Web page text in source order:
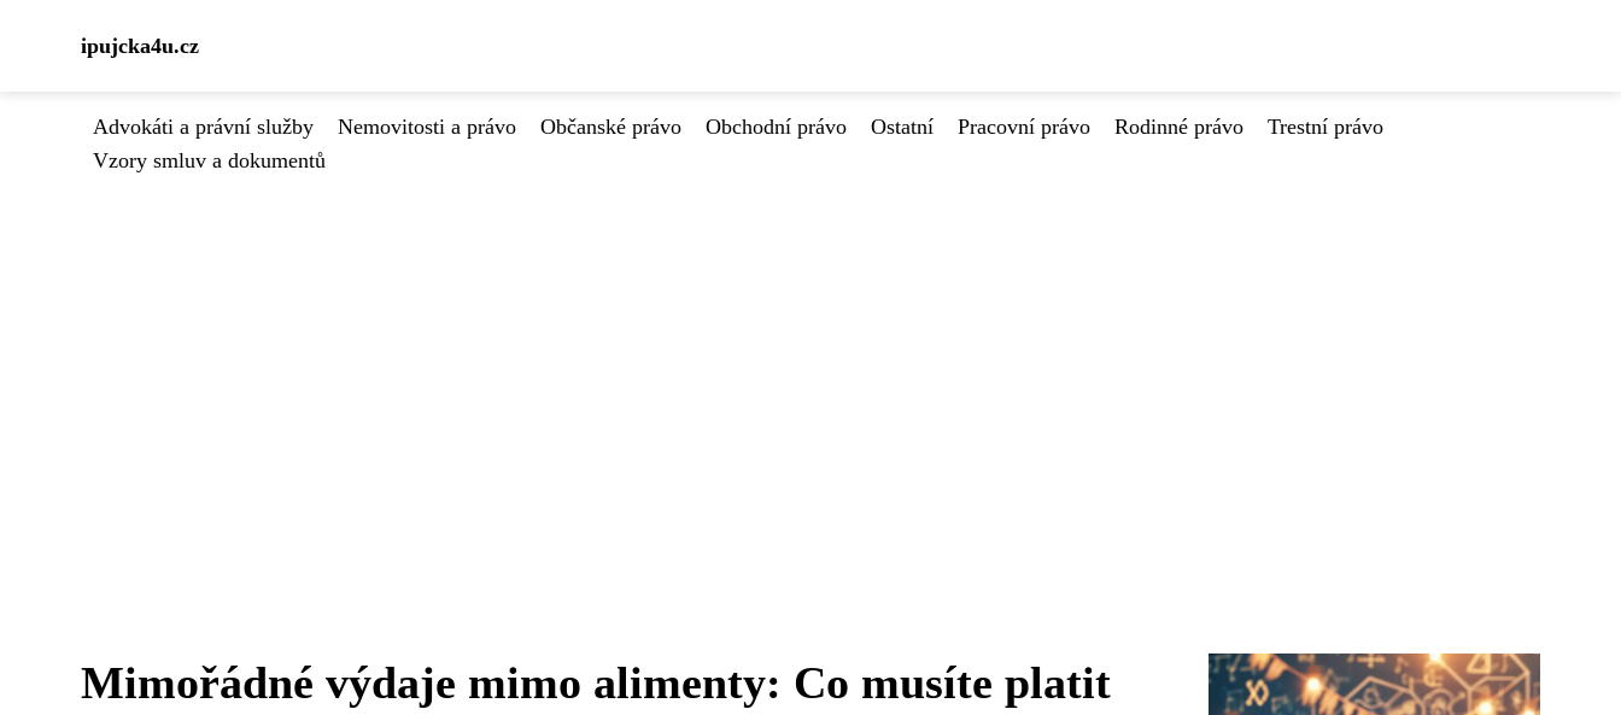
ipujcka4u.cz
Advokáti a právní služby Nemovitosti a právo Občanské právo Obchodní právo Ostatní Pracovní právo Rodinné právo
Trestní právo
Vzory smluv a dokumentů
Mimořádné výdaje mimo alimenty: Co musíte platit